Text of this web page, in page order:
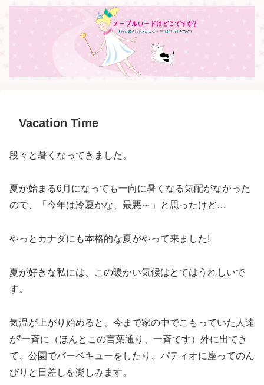
Vacation Time
段々と暑くなってきました。
夏が始まる6月になっても一向に暑くなる気配がなかった
ので、「今年は冷夏かな、最悪～」と思ったけど…
やっとカナダにも本格的な夏がやって来ました!
夏が好きな私には、この暖かい気候はとてはうれしいで
す。
気温が上がり始めると、今まで家の中でこもっていた人達
が’一斉に（ほんとこの言葉通り、一斉です）外に出てき
て、公園でバーベキューをしたり、パティオに座ってのん
びりと日差しを楽しみます。